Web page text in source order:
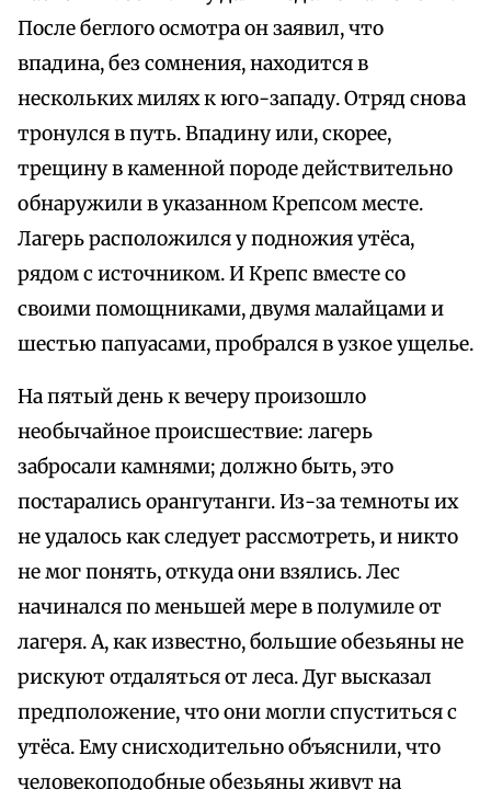
После беглого осмотра он заявил, что
впадина, без сомнения, находится в
нескольких милях к юго-западу. Отряд снова
тронулся в путь. Впадину или, скорее,
трещину в каменной породе действительно
обнаружили в указанном Крепсом месте.
Лагерь расположился у подножия утёса,
рядом с источником. И Крепс вместе со
своими помощниками, двумя малайцами и
шестью папуасами, пробрался в узкое ущелье.
На пятый день к вечеру произошло
необычайное происшествие: лагерь
забросали камнями; должно быть, это
постарались орангутанги. Из-за темноты их
не удалось как следует рассмотреть, и никто
не мог понять, откуда они взялись. Лес
начинался по меньшей мере в полумиле от
лагеря. А, как известно, большие обезьяны не
рискуют отдаляться от леса. Дуг высказал
предположение, что они могли спуститься с
утёса. Ему снисходительно объяснили, что
человекоподобные обезьяны живут на